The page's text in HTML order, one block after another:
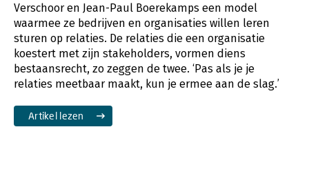
Verschoor en Jean-Paul Boerekamps een model
waarmee ze bedrijven en organisaties willen leren
sturen op relaties. De relaties die een organisatie
koestert met zijn stakeholders, vormen diens
bestaansrecht, zo zeggen de twee. ‘Pas als je je
relaties meetbaar maakt, kun je ermee aan de slag.’
Artikel lezen